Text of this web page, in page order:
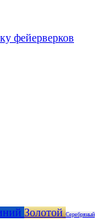
фейерверков
ЗолотойСеребряный